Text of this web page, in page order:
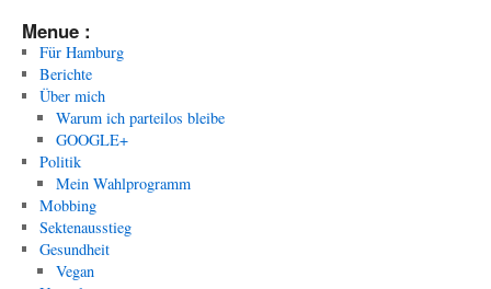
Menue :
Für Hamburg
Berichte
Über mich
Warum ich parteilos bleibe
GOOGLE+
Politik
Mein Wahlprogramm
Mobbing
Sektenausstieg
Gesundheit
Vegan